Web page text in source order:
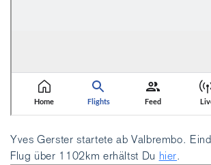
Yves Gerster startete ab Valbrembo.
Flug über 1102km erhältst Du hier.